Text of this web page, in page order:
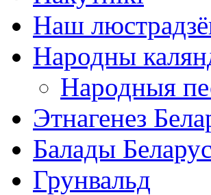
Наш
Народны
Народныя
Этнагенез
Балады
Грунвальд